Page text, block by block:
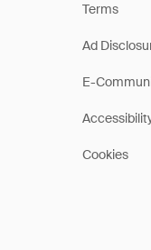
Terms
Ad
E-
Cookies